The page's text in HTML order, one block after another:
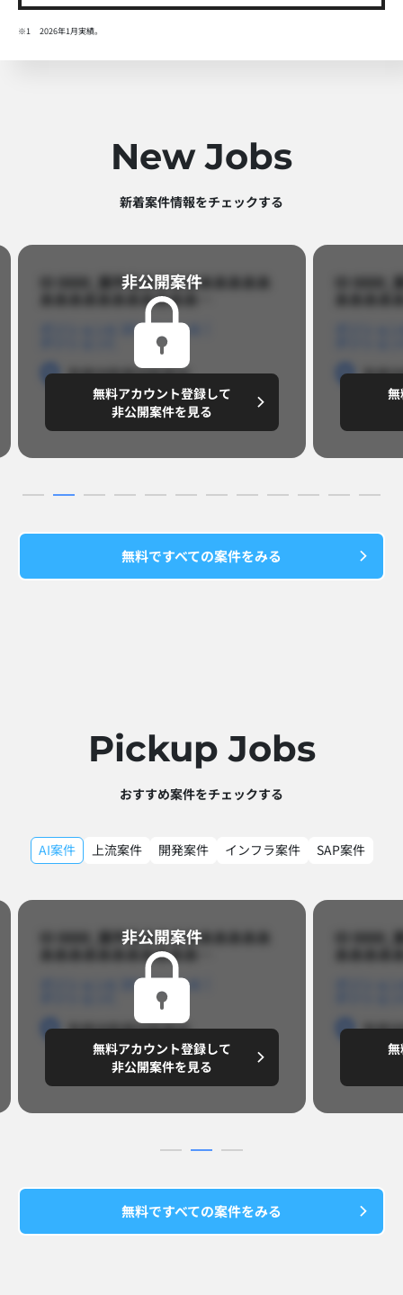
※1 2026年1月実績。
New Jobs
新着案件情報をチェックする​
ID 8888_案件名あああああああああ
あああああああああああ…​
ポジションB
勤務地勤務地勤務地
～8,888,8888円/月
非公開案件​
無料アカウント登録して
非公開案件を見る
ID
勤務地
無料ですべての案件をみる
Pickup Jobs​
おすすめ案件をチェックする
AI案件 上流案件 開発案件 インフラ案件 SAP案件
ID 8888_案件名あああああああああ
あああああああああああ…​
ポジションB
勤務地勤務地勤務地
～8,888,8888円/月
非公開案件​
無料アカウント登録して
非公開案件を見る
ID
勤務地
無料ですべての案件をみる